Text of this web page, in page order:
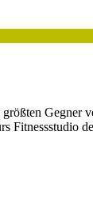
Gegner
Fitnessstudio